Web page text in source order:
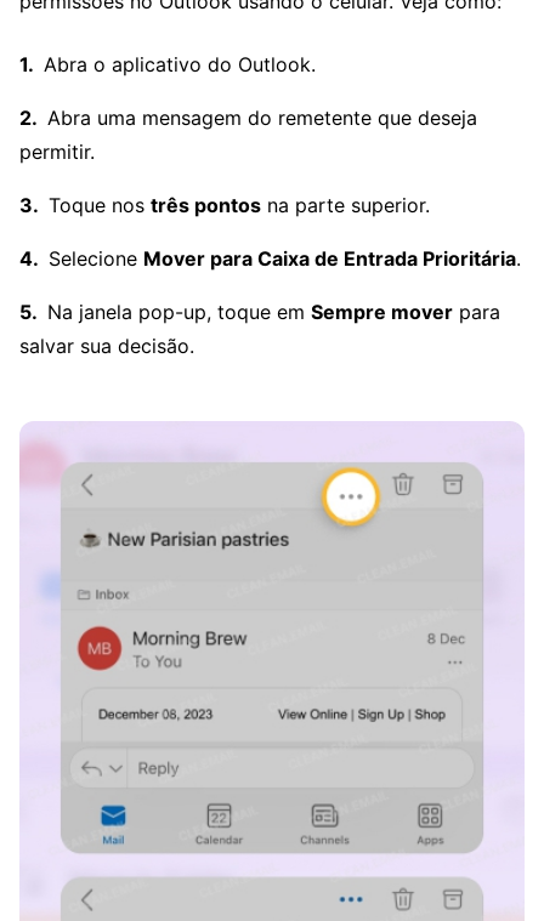
Abra o aplicativo do Outlook.
Abra uma mensagem do remetente que deseja
permitir.
Toque nos três pontos na parte superior.
Selecione Mover para Caixa de Entrada Prioritária.
Na janela pop-up, toque em Sempre mover para
salvar sua decisão.